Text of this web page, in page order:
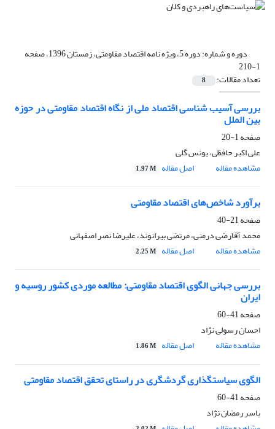
دوره و شماره: دوره 5، ویژه نامه اقتصاد مقاومتی، زمستان 1396، صفحه
1-210
تعداد مقالات: 8
بررسی آسیب شناسی اقتصاد ملی از نگاه اقتصاد مقاومتی در حوزه
بین الملل
صفحه1-20
علی اکبر حافظی، یونس گلی
مشاهده مقاله
اصل مقاله 1.97 M
برآورد شاخص‌های اقتصاد مقاومتی
صفحه21-40
محمد آقارضی درمنی، مرتضی بیرانوند، علیرضا نصر اصفهانی
مشاهده مقاله
اصل مقاله 2.25 M
بررسی جهانی الگوی اقتصاد مقاومتی: مطالعه موردی کشور روسیه و
ایران
صفحه41-60
احسان رسولی نژاد
مشاهده مقاله
اصل مقاله 1.86 M
الگوی سیاستگذاری گردشگری در راستای تحقق اقتصاد مقاومتی
صفحه41-60
یاسر رمضان نژاد